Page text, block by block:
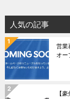
人気の記事
営業
オー
【